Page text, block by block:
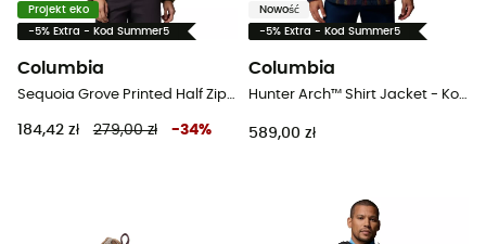
Projekt eko
-5% Extra - Kod Summer5
Columbia
Sequoia Grove Printed Half Zip - Bluza polarowa damska
184,42 zł 279,00 zł -34%
Nowość
-5% Extra - Kod Summer5
Columbia
Hunter Arch™ Shirt Jacket - Koszula meski
589,00 zł